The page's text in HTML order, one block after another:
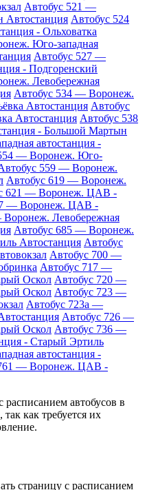
Автобус 521 —
Автобус 524
- Ольховатка
Юго-западная
Автобус 527 —
- Подгоренский
Левобережная
Автобус 534 — Воронеж.
Автостанция Автобус
Автостанция Автобус 538
- Большой Мартын
автостанция -
— Воронеж. Юго-
559 — Воронеж.
Автобус 619 — Воронеж.
621 — Воронеж. ЦАВ -
— Воронеж. ЦАВ -
Левобережная
Автобус 685 — Воронеж.
Автостанция Автобус
Автобус 700 —
Автобус 717 —
Оскол Автобус 720 —
Оскол Автобус 723 —
Автобус 723а —
Автобус 726 —
Оскол Автобус 736 —
- Старый Эртиль
автостанция -
— Воронеж. ЦАВ -
автобусов в
как требуется их
страницу с расписанием